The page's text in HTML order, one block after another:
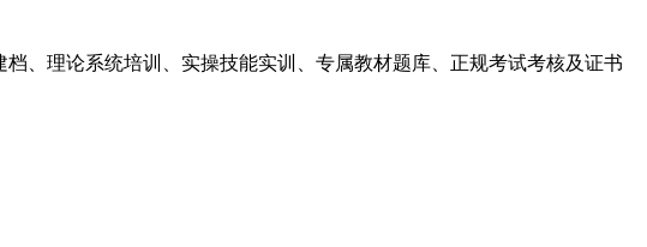
、理论系统培训、实操技能实训、专属教材题库、正规考试考核及证书